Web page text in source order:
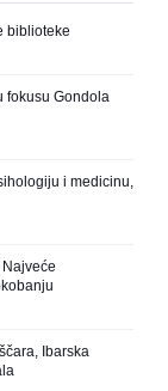
biblioteke
fokusu Gondola
i medicinu,
Ibarska